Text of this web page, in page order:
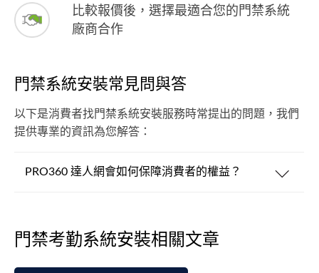
比較報價後，選擇最適合您的門禁系統
廠商合作
門禁系統安裝常見問與答
以下是消費者找門禁系統安裝服務時常提出的問題，我們
提供專業的資訊為您解答：
PRO360 達人網會如何保障消費者的權益？
門禁考勤系統安裝相關文章